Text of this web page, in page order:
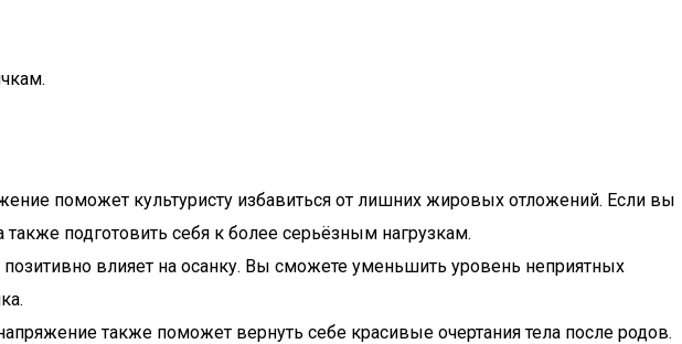
поможет культуристу избавиться от лишних жировых отложений. Если вы
подготовить себя к более серьёзным нагрузкам.
влияет на осанку. Вы сможете уменьшить уровень неприятных
также поможет вернуть себе красивые очертания тела после родов.